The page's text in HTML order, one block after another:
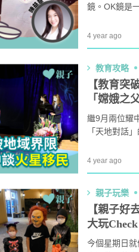
鏡。OK鏡是
內，非手術
片將角膜弧
4 year ago
教育攻略
【教育突
「嫦娥之
繼9月兩位耀
「天地對話
全息投影實時
4 year ago
親子玩樂
【親子好
大玩
今個星期日